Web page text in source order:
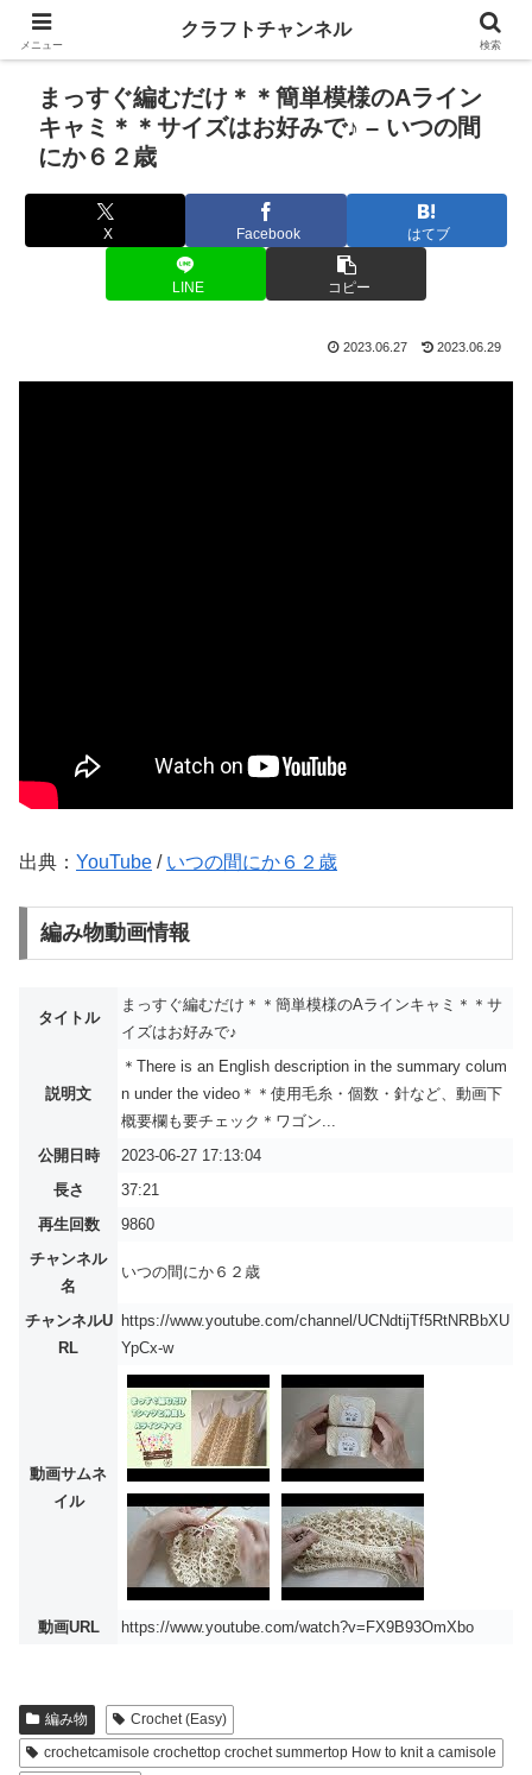
まっすぐ編むだけ＊＊簡単模様のAライン
キャミ＊＊サイズはお好みで♪ – いつの間
にか６２歳
X Facebook はてブ
LINE コピー
2023.06.27 2023.06.29
出典： YouTube / いつの間にか６２歳
編み物動画情報
タイトル
まっすぐ編むだけ＊＊簡単模様のAラインキャミ＊＊サ
イズはお好みで♪
説明文
＊There is an English description in the summary colum
n under the video＊＊使用毛糸・個数・針など、動画下
概要欄も要チェック＊ワゴン...
公開日時
2023-06-27 17:13:04
長さ
37:21
再生回数
9860
チャンネル
名
いつの間にか６２歳
チャンネルU
RL
https://www.youtube.com/channel/UCNdtijTf5RtNRBbXU
YpCx-w
動画サムネ
イル
動画URL https://www.youtube.com/watch?v=FX9B93OmXbo
編み物
Crochet (Easy)
crochetcamisole crochettop crochet summertop How to knit a camisole
メニュー
クラフトチャンネル
検索